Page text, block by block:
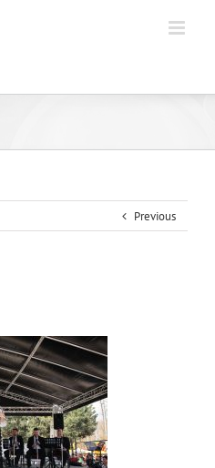
Previous